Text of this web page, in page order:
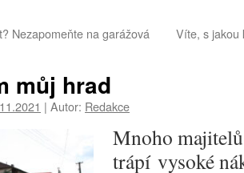
Nezapomeňte na garážová
Víte, s jakou
můj hrad
| Autor: Redakce
Mnoho
trápí vysoké